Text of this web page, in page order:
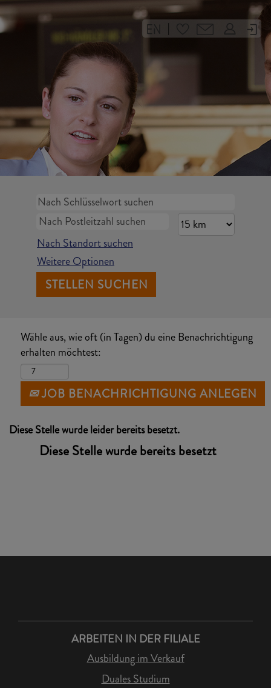
|
Nach Standort suchen
Weitere Optionen
Wähle aus, wie oft (in Tagen) du eine Benachrichtigung
erhalten möchtest:
JOB BENACHRICHTIGUNG ANLEGEN
Diese Stelle wurde leider bereits besetzt.
Diese Stelle wurde bereits besetzt
ARBEITEN IN DER FILIALE
Ausbildung im Verkauf
Duales Studium